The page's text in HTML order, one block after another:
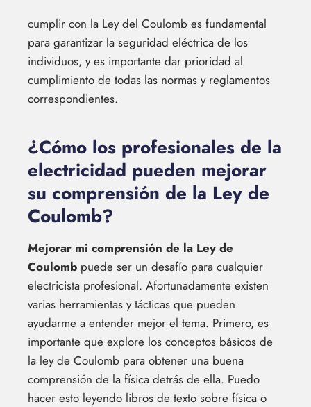
cumplir con la Ley del Coulomb es fundamental
para garantizar la seguridad eléctrica de los
individuos, y es importante dar prioridad al
cumplimiento de todas las normas y reglamentos
correspondientes.
¿Cómo los profesionales de la
electricidad pueden mejorar
su comprensión de la Ley de
Coulomb?
Mejorar mi comprensión de la Ley de
Coulomb puede ser un desafío para cualquier
electricista profesional. Afortunadamente existen
varias herramientas y tácticas que pueden
ayudarme a entender mejor el tema. Primero, es
importante que explore los conceptos básicos de
la ley de Coulomb para obtener una buena
comprensión de la física detrás de ella. Puedo
hacer esto leyendo libros de texto sobre física o